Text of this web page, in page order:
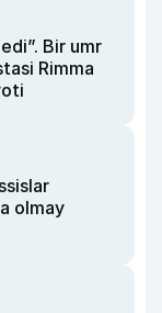
Bir umr
Rimma
olmay